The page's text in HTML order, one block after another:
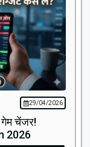
29/04/2026
गेम चेंजर!
2026